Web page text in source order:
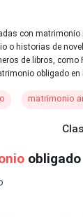
con matrimonio
o historias de
de libros, como
obligado en
matrimonio
obligado